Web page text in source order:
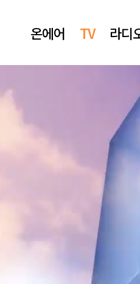
온에어 TV 라디